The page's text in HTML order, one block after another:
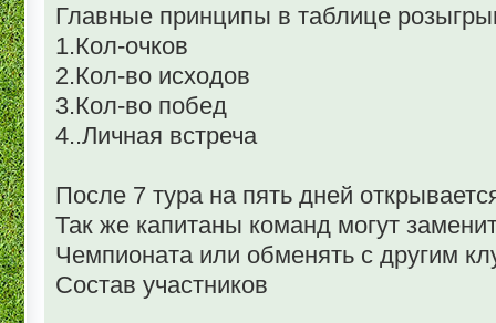
Главные принципы в таблице
1.Кол-очков
2.Кол-во исходов
3.Кол-во побед
4..Личная встреча
После 7 тура на пять дней
Так же капитаны команд могут
Чемпионата или обменять с другим
Состав участников